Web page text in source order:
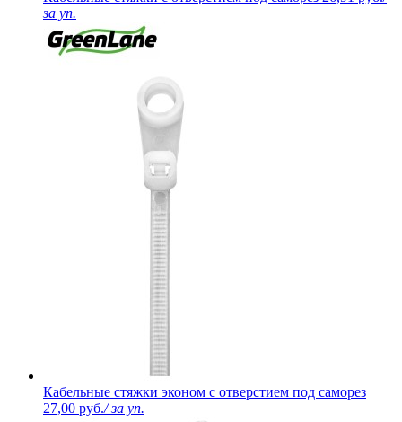
за уп.
Кабельные стяжки эконом с отверстием под саморез
27,00 руб./ за уп.